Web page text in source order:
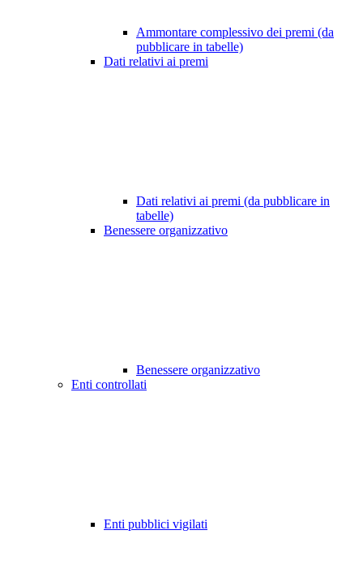
Ammontare complessivo dei premi (da
pubblicare in tabelle)
Dati relativi ai premi
Dati relativi ai premi (da pubblicare in
tabelle)
Benessere organizzativo
Benessere organizzativo
Enti controllati
Enti pubblici vigilati